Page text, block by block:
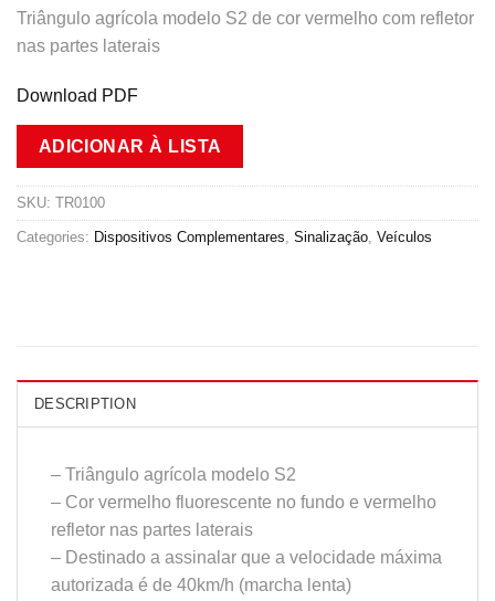
Triângulo agrícola modelo S2 de cor vermelho com refletor
nas partes laterais
Download PDF
ADICIONAR À LISTA
SKU: TR0100
Categories: Dispositivos Complementares Sinalização Veículos
DESCRIPTION
– Triângulo agrícola modelo S2
– Cor vermelho fluorescente no fundo e vermelho
refletor nas partes laterais
– Destinado a assinalar que a velocidade máxima
autorizada é de 40km/h (marcha lenta)